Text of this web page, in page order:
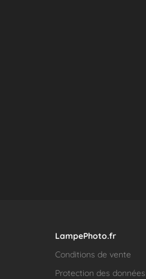
LampePhoto.fr
Conditions de vente
Protection des données